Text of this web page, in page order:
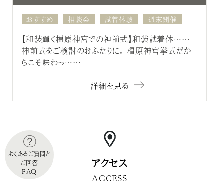
おすすめ 相談会 試着体験 週末開催
【和装輝く橿原神宮での神前式】和装試着体……
神前式をご検討のおふたりに。 橿原神宮挙式だか
らこそ味わっ……
詳細を見る
アクセス
ACCESS
よくあるご質問と
ご回答
FAQ